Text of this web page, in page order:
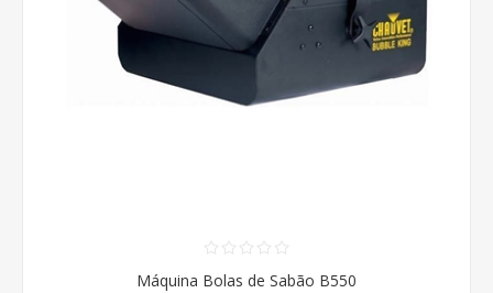
Máquina Bolas de Sabão B550